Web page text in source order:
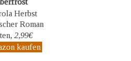
Herbst
Roman
2,99€
kaufen